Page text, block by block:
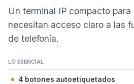
Un terminal IP compacto
necesitan acceso claro a las
de telefonía.
LO ESENCIAL
4 botones autoetiquetados